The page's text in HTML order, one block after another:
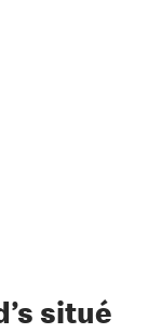
situé